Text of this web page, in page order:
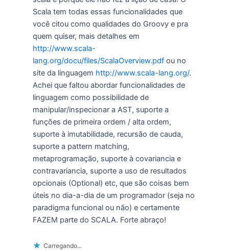
Scala tem todas essas funcionalidades que
você citou como qualidades do Groovy e pra
quem quiser, mais detalhes em
http://www.scala-
lang.org/docu/files/ScalaOverview.pdfou no
site da linguagem http://www.scala-lang.org/.
Achei que faltou abordar funcionalidades de
linguagem como possibilidade de
manipular/inspecionar a AST, suporte a
funções de primeira ordem / alta ordem,
suporte à imutabilidade, recursão de cauda,
suporte a pattern matching,
metaprogramação, suporte à covariancia e
contravariancia, suporte a uso de resultados
opcionais (Optional) etc, que são coisas bem
úteis no dia-a-dia de um programador (seja no
paradigma funcional ou não) e certamente
FAZEM parte do SCALA. Forte abraço!
Carregando...